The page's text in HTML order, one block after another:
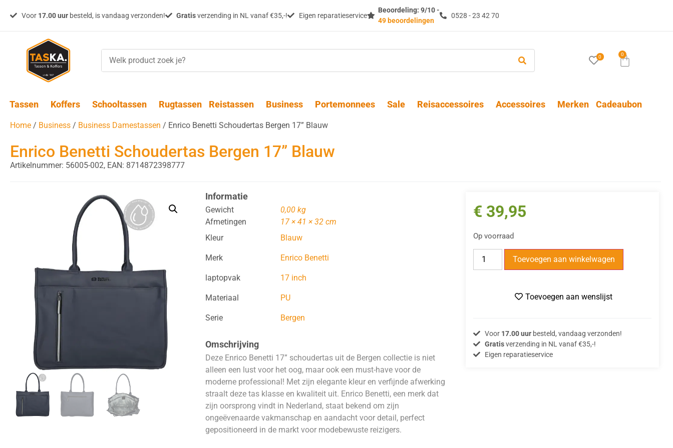
Voor 17.00 uurbesteld, is vandaag verzonden! Gratisverzending in NL vanaf €35,-! Eigen reparatieservice
Beoordeling: 9/10 -
49 beoordelingen
0528 - 23 42 70
0 0
Tassen Koffers Schooltassen Rugtassen Reistassen Business Portemonnees Sale Reisaccessoires Accessoires Merken Cadeaubon
Home / Business / Business Damestassen / Enrico Benetti Schoudertas Bergen 17” Blauw
Enrico Benetti Schoudertas Bergen 17” Blauw
Artikelnummer: 56005-002, EAN: 8714872398777
Informatie
Gewicht
0,00 kg
Afmetingen
17 × 41 × 32 cm
Kleur
Blauw
Merk Enrico Benetti
laptopvak 17 inch
Materiaal PU
Serie Bergen
Omschrijving
Deze Enrico Benetti 17” schoudertas uit de Bergen collectie is niet
alleen een lust voor het oog, maar ook een must-have voor de
moderne professional! Met zijn elegante kleur en verfijnde afwerking
straalt deze tas klasse en kwaliteit uit. Enrico Benetti, een merk dat
zijn oorsprong vindt in Nederland, staat bekend om zijn
ongeëvenaarde vakmanschap en aandacht voor detail, perfect
gepositioneerd in de markt voor modebewuste reizigers.
€ 39,95
Op voorraad
Toevoegen aan winkelwagen
Toevoegen aan wenslijst
Voor 17.00 uurbesteld, vandaag verzonden!
Gratisverzending in NL vanaf €35,-!
Eigen reparatieservice